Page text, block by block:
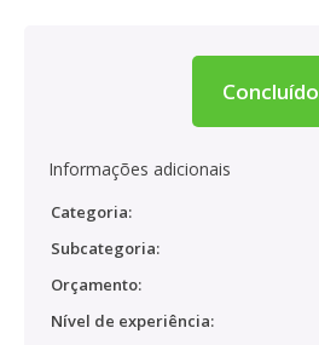
Concluído
Informações adicionais
Categoria:
Subcategoria:
Orçamento:
Nível de experiência: